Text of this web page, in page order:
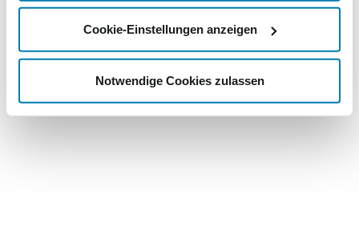
Cookie-Einstellungen anzeigen
Notwendige Cookies zulassen